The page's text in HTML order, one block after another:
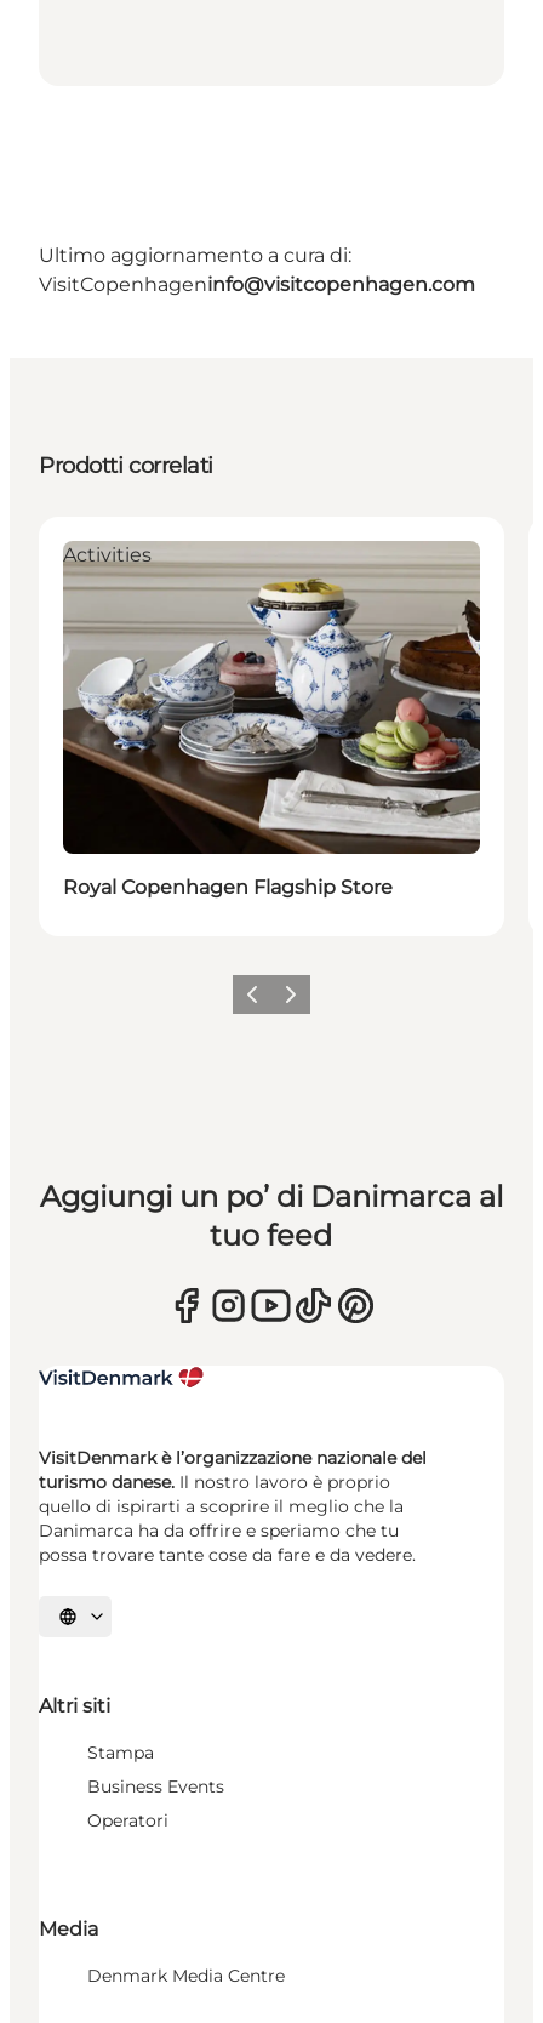
Ultimo aggiornamento a cura di:
VisitCopenhageninfo@visitcopenhagen.com
Prodotti correlati
Activities
Royal Copenhagen Flagship Store
Precedente
Avanti
Aggiungi un po’ di Danimarca al
tuo feed
VisitDenmark è l’organizzazione nazionale del
turismo danese. Il nostro lavoro è proprio
quello di ispirarti a scoprire il meglio che la
Danimarca ha da offrire e speriamo che tu
possa trovare tante cose da fare e da vedere.
Seleziona la lingua
Altri siti
Stampa
Business Events
Operatori
Media
Denmark Media Centre